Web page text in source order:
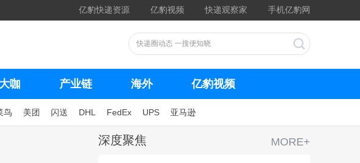
亿豹快递资源 亿豹视频 快递观察家 手机亿豹网
大咖 产业链 海外 亿豹视频
鸟 美团 闪送 DHL FedEx UPS 亚马逊
MORE+
深度聚焦